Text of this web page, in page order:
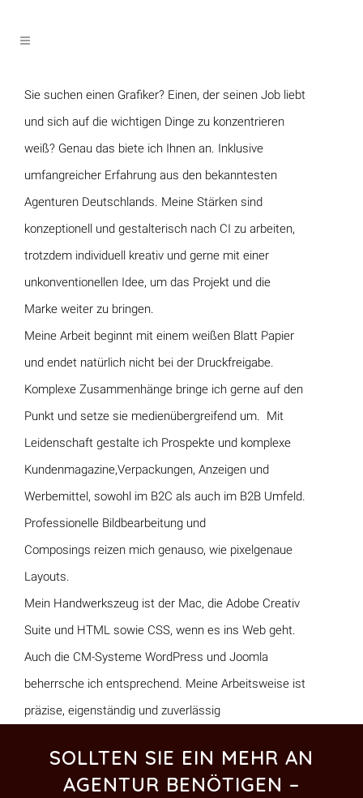
Sie suchen einen Grafiker? Einen, der seinen Job liebt
und sich auf die wichtigen Dinge zu konzen­trieren
weiß? Genau das biete ich Ihnen an. Inklusive
umfangreicher Erfahrung aus den bekanntesten
Agenturen Deutschlands. Meine Stärken sind
konzeptionell und gestalterisch nach CI zu arbeiten,
trotzdem individuell kreativ und gerne mit einer
unkonventionellen Idee, um das Projekt und die
Marke weiter zu bringen.
Meine Arbeit beginnt mit einem weißen Blatt Papier
und endet natürlich nicht bei der Druckfreigabe.
Komplexe Zusammenhänge bringe ich gerne auf den
Punkt und setze sie medienübergreifend um. Mit
Leidenschaft gestalte ich Prospekte und komplexe
Kundenmagazine,Verpackungen, Anzeigen und
Werbemittel, sowohl im B2C als auch im B2B Umfeld.
Professionelle Bildbearbeitung und
Composings reizen mich genauso, wie pixelgenaue
Layouts.
Mein Handwerkszeug ist der Mac, die Adobe Creativ
Suite und HTML sowie CSS, wenn es ins Web geht.
Auch die CM-Systeme WordPress und Joomla
beherrsche ich entsprechend. Meine Arbeitsweise ist
präzise, eigenständig und zuverlässig
SOLLTEN SIE EIN MEHR AN
AGENTUR BENÖTIGEN –